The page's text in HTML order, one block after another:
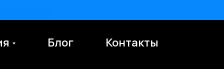
Блог Контакты